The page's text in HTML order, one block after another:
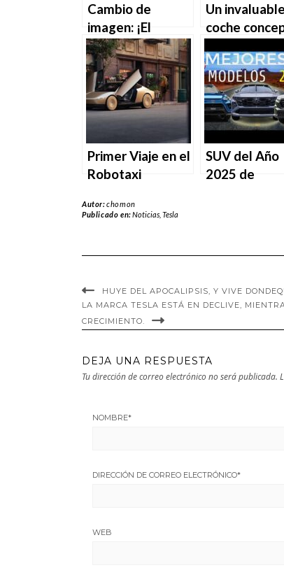
Cambio de
imagen: ¡El
Leaper vive! Pero
probablemente
no reconocerás el
nuevo Jaguar
Un invaluable
coche
destruido en
incendio al
el Concurso
Pebble
Primer Viaje en el
Robotaxi
Tesla:
SUV del Año
2025 de
Autor:chomon
Publicado en:Noticias ,Tesla
HUYE DEL APOCALIPSIS, Y VIVE
LA MARCA TESLA ESTÁ EN DECLIVE,
CRECIMIENTO.
DEJA UNA RESPUESTA
Tu dirección de correo electrónico no será publicada.
NOMBRE*
DIRECCIÓN DE CORREO ELECTRÓNICO*
WEB